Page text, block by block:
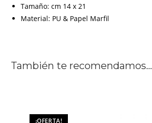
Tamaño: cm 14 x 21
Material: PU & Papel Marfil
También te recomendamos…
¡OFERTA!